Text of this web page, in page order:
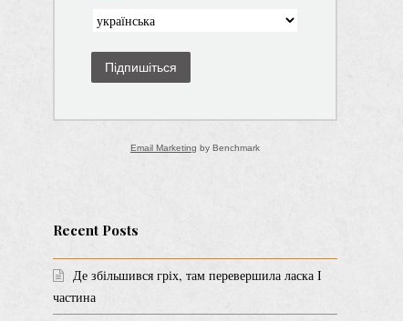
Підпишіться
Email Marketing by Benchmark
Recent Posts
Де збільшився гріх, там перевершила ласка І
частина